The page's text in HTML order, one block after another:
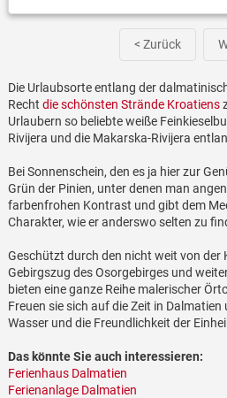
< Zurück
Die Urlaubsorte entlang der
Recht die schönsten Strände Kroatiens
Urlaubern so beliebte weiße
Rivijera und die Makarska-Rivijera
Bei Sonnenschein, den es ja hier zur
Grün der Pinien, unter denen man
farbenfrohen Kontrast und gibt dem
Charakter, wie er anderswo selten zu
Geschützt durch den nicht weit von der
Gebirgszug des Osorgebirges und
bieten eine ganze Reihe malerischer
Freuen sie sich auf die Zeit in
Wasser und die Freundlichkeit der
Das könnte Sie auch interessieren:
Ferienhaus Dalmatien
Ferienanlage Dalmatien